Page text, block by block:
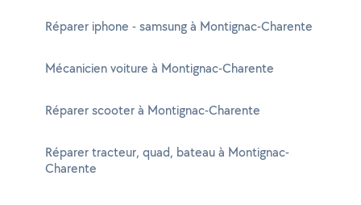
Réparer iphone - samsung à Montignac-Charente
Mécanicien voiture à Montignac-Charente
Réparer scooter à Montignac-Charente
Réparer tracteur, quad, bateau à Montignac-
Charente